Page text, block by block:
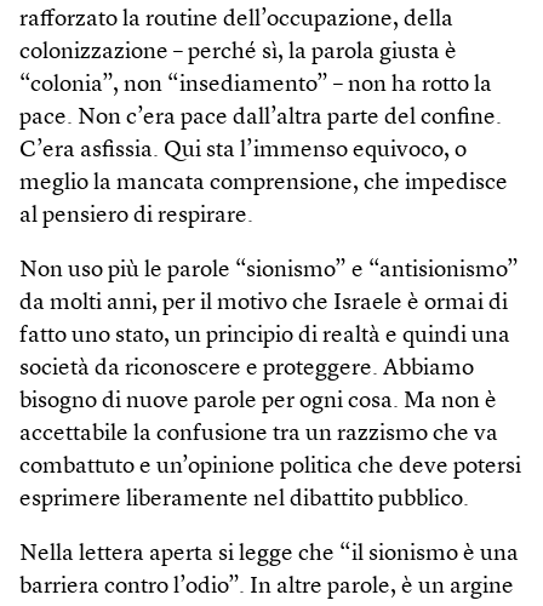
rafforzato la routine dell’occupazione, della
colonizzazione – perché sì, la parola giusta è
“colonia”, non “insediamento” – non ha rotto la
pace. Non c’era pace dall’altra parte del confine.
C’era asfissia. Qui sta l’immenso equivoco, o
meglio la mancata comprensione, che impedisce
al pensiero di respirare.
Non uso più le parole “sionismo” e “antisionismo”
da molti anni, per il motivo che Israele è ormai di
fatto uno stato, un principio di realtà e quindi una
società da riconoscere e proteggere. Abbiamo
bisogno di nuove parole per ogni cosa. Ma non è
accettabile la confusione tra un razzismo che va
combattuto e un’opinione politica che deve potersi
esprimere liberamente nel dibattito pubblico.
Nella lettera aperta si legge che “il sionismo è una
barriera contro l’odio”. In altre parole, è un argine